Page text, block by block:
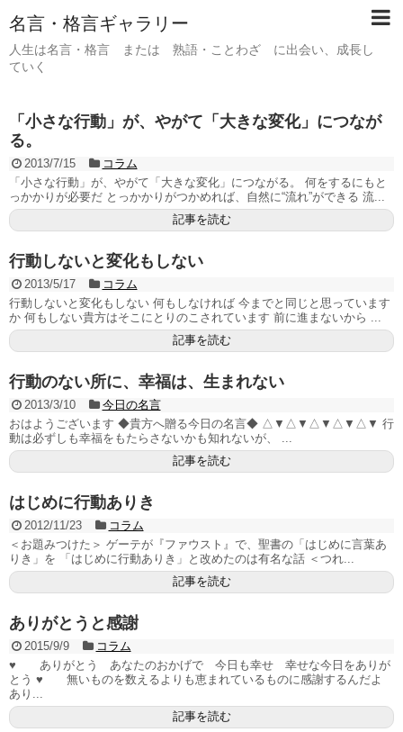
名言・格言ギャラリー
人生は名言・格言 または 熟語・ことわざ に出会い、成長し
ていく
「小さな行動」が、やがて「大きな変化」につなが
る。
2013/7/15
コラム
「小さな行動」が、やがて「大きな変化」につながる。 何をするにもと
っかかりが必要だ とっかかりがつかめれば、自然に“流れ”ができる 流...
記事を読む
行動しないと変化もしない
2013/5/17
コラム
行動しないと変化もしない 何もしなければ 今までと同じと思っています
か 何もしない貴方はそこにとりのこされています 前に進まないから ...
記事を読む
行動のない所に、幸福は、生まれない
2013/3/10
今日の名言
おはようございます ◆貴方へ贈る今日の名言◆ △▼△▼△▼△▼△▼ 行
動は必ずしも幸福をもたらさないかも知れないが、 ...
記事を読む
はじめに行動ありき
2012/11/23
コラム
＜お題みつけた＞ ゲーテが『ファウスト』で、聖書の「はじめに言葉あ
りき」を 「はじめに行動ありき」と改めたのは有名な話 ＜つれ...
記事を読む
ありがとうと感謝
2015/9/9
コラム
♥ ありがとう あなたのおかげで 今日も幸せ 幸せな今日をありが
とう ♥ 無いものを数えるよりも恵まれているものに感謝するんだよ
あり...
記事を読む